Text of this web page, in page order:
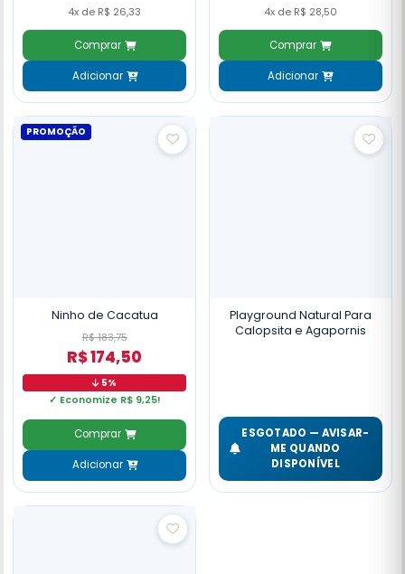
4x de R$ 26,33
Comprar
Adicionar
4x de R$ 28,50
Comprar
Adicionar
PROMOÇÃO
Ninho de Cacatua
R$ 183,75
R$ 174,50
5%
✓ Economize R$ 9,25!
Comprar
Adicionar
Playground Natural Para
Calopsita e Agapornis
ESGOTADO — AVISAR-
ME QUANDO
DISPONÍVEL